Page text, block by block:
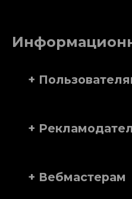
+
+
+ Вебмастерам